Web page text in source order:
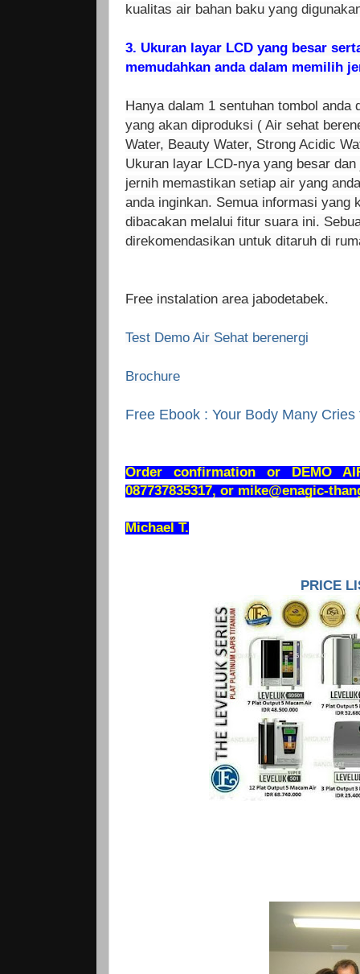
kualitas air bahan baku yang
3. Ukuran layar LCD yang besar
memudahkan anda dalam memilih
Hanya dalam 1 sentuhan tombol anda
yang akan diproduksi ( Air sehat
Water, Beauty Water, Strong Acidic
Ukuran layar LCD-nya yang besar
jernih memastikan setiap air yang
anda inginkan. Semua informasi yang
dibacakan melalui fitur suara ini.
direkomendasikan untuk ditaruh di
Free instalation area jabodetabek.
Test Demo Air Sehat berenergi
Brochure
Free Ebook : Your Body Many Cries
Order confirmation or DEMO
087737835317, or mike@enagic-
Michael T.
PRICE